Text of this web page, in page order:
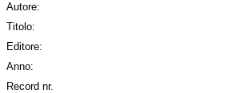
Autore:
Titolo:
Editore:
Anno:
Record nr.